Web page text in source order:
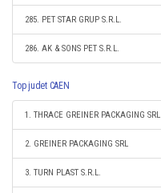
285. PET STAR GRUP S.R.L.
286. AK & SONS PET S.R.L.
Top judet CAEN
1. THRACE GREINER PACKAGING SRL
2. GREINER PACKAGING SRL
3. TURN PLAST S.R.L.